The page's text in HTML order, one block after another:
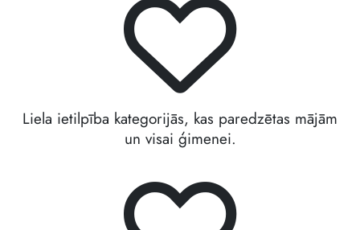
Liela ietilpība kategorijās, kas paredzētas mājām
un visai ģimenei.